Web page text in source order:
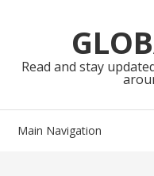
navigation
Read and stay
Main Navigation